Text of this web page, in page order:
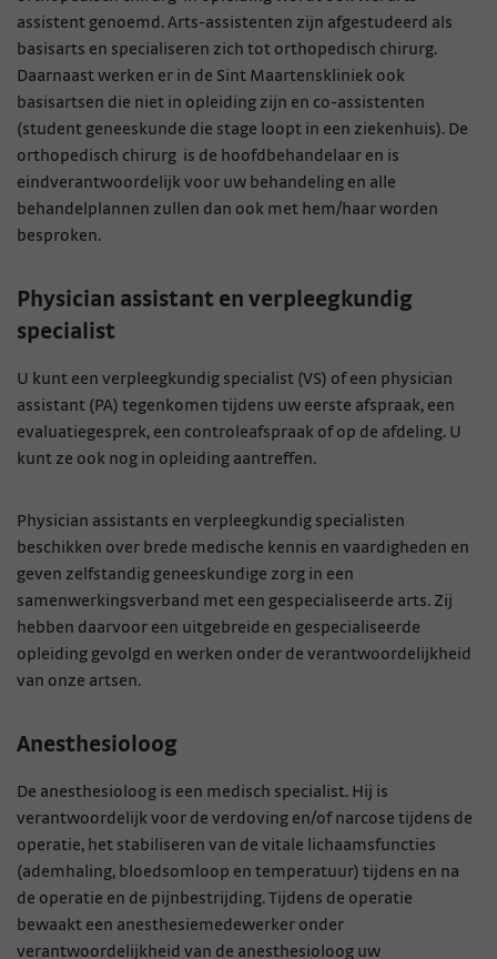
assistent genoemd. Arts-assistenten zijn afgestudeerd als
basisarts en specialiseren zich tot orthopedisch chirurg.
Daarnaast werken er in de Sint Maartenskliniek ook
basisartsen die niet in opleiding zijn en co-assistenten
(student geneeskunde die stage loopt in een ziekenhuis). De
orthopedisch chirurg is de hoofdbehandelaar en is
eindverantwoordelijk voor uw behandeling en alle
behandelplannen zullen dan ook met hem/haar worden
besproken.
Physician assistant en verpleegkundig
specialist
U kunt een verpleegkundig specialist (VS) of een physician
assistant (PA) tegenkomen tijdens uw eerste afspraak, een
evaluatiegesprek, een controleafspraak of op de afdeling. U
kunt ze ook nog in opleiding aantreffen.
Physician assistants en verpleegkundig specialisten
beschikken over brede medische kennis en vaardigheden en
geven zelfstandig geneeskundige zorg in een
samenwerkingsverband met een gespecialiseerde arts. Zij
hebben daarvoor een uitgebreide en gespecialiseerde
opleiding gevolgd en werken onder de verantwoordelijkheid
van onze artsen.
Anesthesioloog
De anesthesioloog is een medisch specialist. Hij is
verantwoordelijk voor de verdoving en/of narcose tijdens de
operatie, het stabiliseren van de vitale lichaamsfuncties
(ademhaling, bloedsomloop en temperatuur) tijdens en na
de operatie en de pijnbestrijding. Tijdens de operatie
bewaakt een anesthesiemedewerker onder
verantwoordelijkheid van de anesthesioloog uw